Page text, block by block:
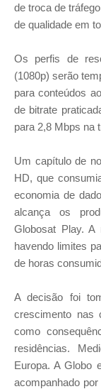
de troca de
de qualidade em
Os perfis de
(1080p) serão
para conteúdos
de bitrate
para 2,8 Mbps na
Um capítulo de
HD, que
economia de
alcança os
Globosat Play.
havendo limites
de horas
A decisão foi
crescimento nas
como
residências.
Europa. A Globo
acompanhado